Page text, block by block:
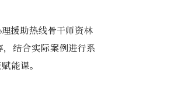
援助热线骨干师资林
结合实际案例进行系
能课。